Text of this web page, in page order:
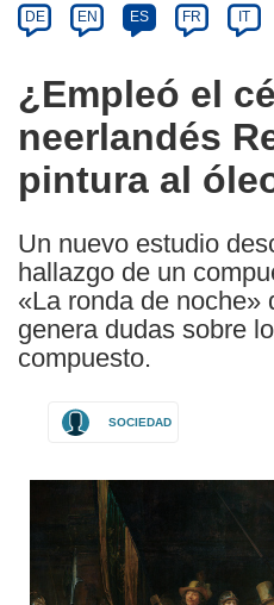
Category
Article
available
the
following
languages:
DE EN ES FR IT
¿Empleó el
neerlandés
pintura al
Un nuevo estudio
hallazgo de un
«La ronda de noche»
genera dudas sobre
compuesto.
SOCIEDAD